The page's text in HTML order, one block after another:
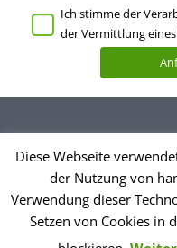
Ich stimme der
der Vermittlung
©
Diese Webseite
der Nutzung von
Verwendung dieser
Setzen von Cookies in